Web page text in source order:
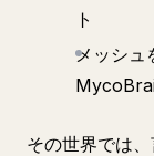
ト
メッシュ
その世界では